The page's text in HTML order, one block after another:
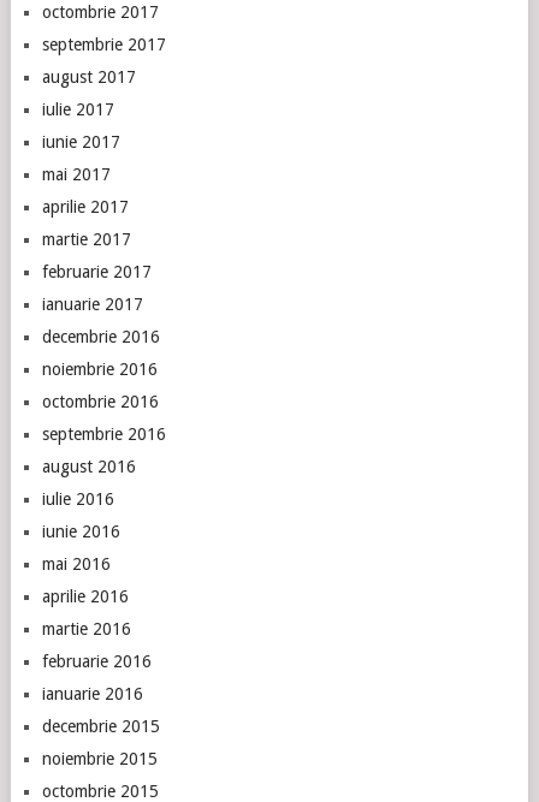
octombrie 2017
septembrie 2017
august 2017
iulie 2017
iunie 2017
mai 2017
aprilie 2017
martie 2017
februarie 2017
ianuarie 2017
decembrie 2016
noiembrie 2016
octombrie 2016
septembrie 2016
august 2016
iulie 2016
iunie 2016
mai 2016
aprilie 2016
martie 2016
februarie 2016
ianuarie 2016
decembrie 2015
noiembrie 2015
octombrie 2015